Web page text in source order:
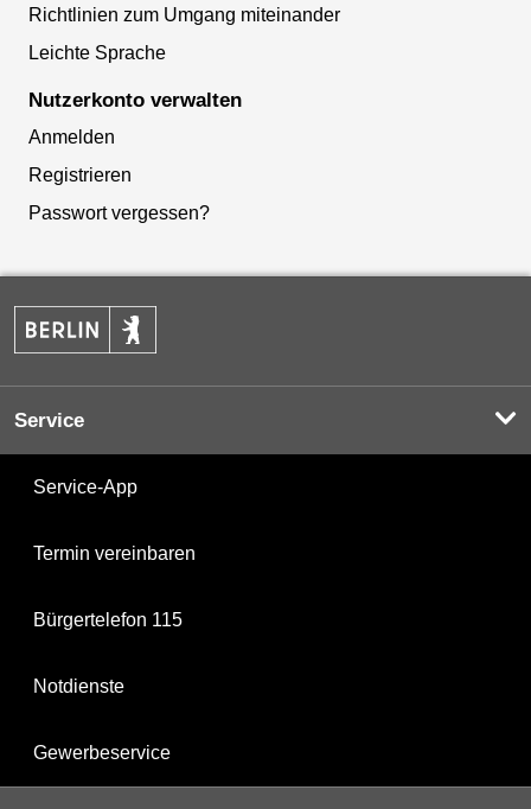
Richtlinien zum Umgang miteinander
Leichte Sprache
Nutzerkonto verwalten
Anmelden
Registrieren
Passwort vergessen?
Service
Service-App
Termin vereinbaren
Bürgertelefon 115
Notdienste
Gewerbeservice